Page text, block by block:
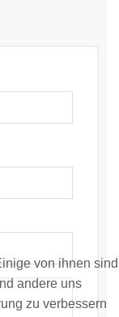
von ihnen sind
andere uns
zu verbessern